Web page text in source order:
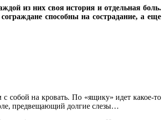
из них своя история и отдельная боль.
способны на сострадание, а еще
собой на кровать. По «ящику» идет какое-то
предвещающий долгие слезы…